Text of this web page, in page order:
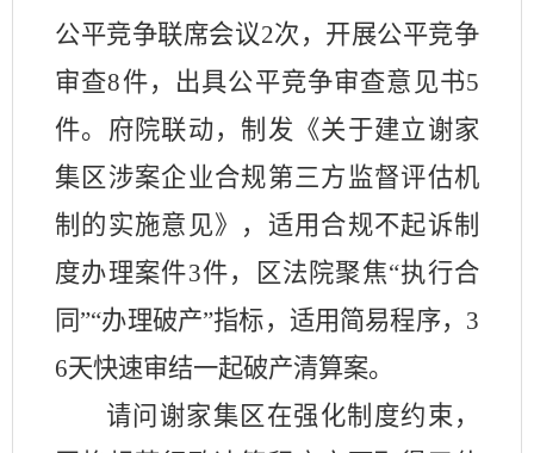
公平竞争联席会议2次，开展公平竞争
审查8件，出具公平竞争审查意见书5
件。 府院联动，制发《关于建立谢家
集区涉案企业合规第三方监督评估机
制的实施意见》，适用合规不起诉制
度办理案件3件，区法院聚焦“执行合
同”“办理破产”指标，适用简易程序， 3
6天快速审结一起破产清算案。
请问 谢家集区在强化制度约束，